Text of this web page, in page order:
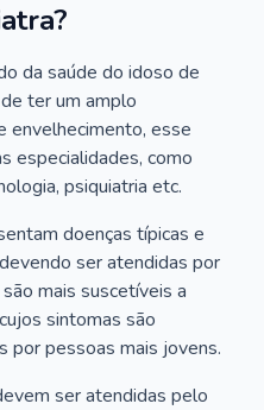
da saúde do idoso de
ter um amplo
envelhecimento, esse
especialidades, como
psiquiatria etc.
doenças típicas e
ser atendidas por
mais suscetíveis a
sintomas são
por pessoas mais jovens.
ser atendidas pelo